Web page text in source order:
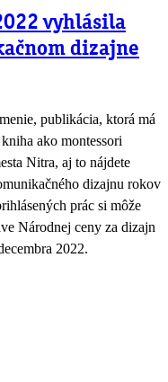
vyhlásila
dizajne
publikácia, ktorá má
ako montessori
Nitra, aj to nájdete
dizajnu rokov
prác si môže
Národnej ceny za dizajn
2022.